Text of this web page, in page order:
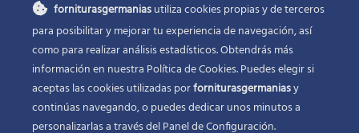
CONTACTO
Fornituras Germanías, Calle Sevilla 2, 46006 Valencia España
Phone:96 341 53 35
Email:info@forniturasgermanias.com
forniturasgermaniasutiliza cookies propias y de terceros
para posibilitar y mejorar tu experiencia de navegación, así
como para realizar análisis estadísticos. Obtendrás más
información en nuestra Política de Cookies. Puedes elegir si
aceptas las cookies utilizadas porforniturasgermaniasy
continúas navegando, o puedes dedicar unos minutos a
personalizarlas a través delPanel de Configuración.